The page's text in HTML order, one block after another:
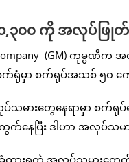
၃၀၀ ကို အလုပ်ဖြုတ်
Company (GM) ကု
စက်ရုံမှာ စက်ရုပ်အသစ် ၅
ားတွေနေရာမှာ စက်ရုပ်
က်နေပြီး ဒါဟာ အလုပ်သ
ရတဲ့ အလုပ်သမားတွေကို ပြ